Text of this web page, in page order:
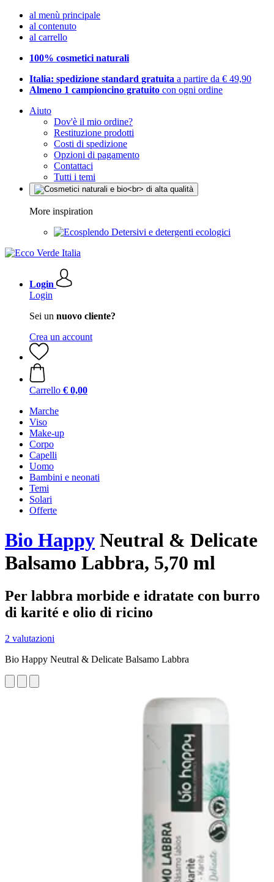
al menù principale
al contenuto
al carrello
100% cosmetici naturali
Italia: spedizione standard gratuita a partire da € 49,90
Almeno 1 campioncino gratuito con ogni ordine
Aiuto
Dov'è il mio ordine?
Restituzione prodotti
Costi di spedizione
Opzioni di pagamento
Contattaci
Tutti i temi
More inspiration
Detersivi e detergenti ecologici
Login
Login
Sei un nuovo cliente?
Crea un account
Carrello € 0,00
Marche
Viso
Make-up
Corpo
Capelli
Uomo
Bambini e neonati
Temi
Solari
Offerte
Bio Happy Neutral & Delicate
Balsamo Labbra, 5,70 ml
Per labbra morbide e idratate con burro
di karité e olio di ricino
2 valutazioni
Bio Happy Neutral & Delicate Balsamo Labbra